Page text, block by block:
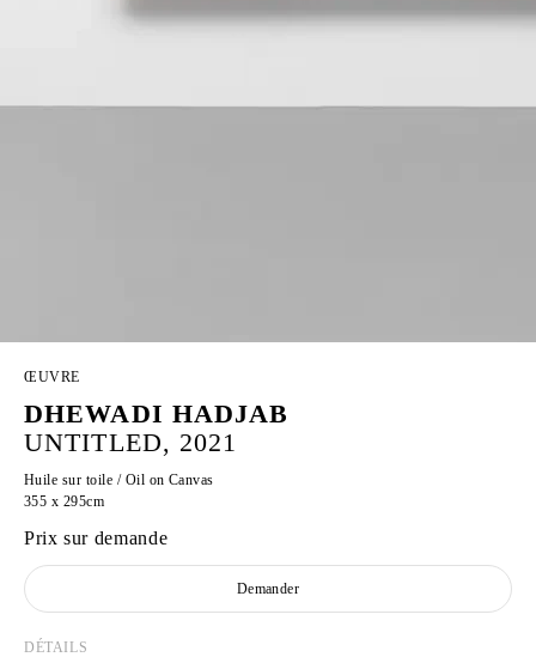
ŒUVRE
DHEWADI HADJAB
UNTITLED, 2021
Huile sur toile / Oil on Canvas
355 x 295cm
Prix sur demande
Demander
DÉTAILS